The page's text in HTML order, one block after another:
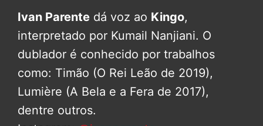
Ivan Parente dá voz ao Kingo,
interpretado por Kumail Nanjiani. O
dublador é conhecido por trabalhos
como: Timão (O Rei Leão de 2019),
Lumière (A Bela e a Fera de 2017),
dentre outros.